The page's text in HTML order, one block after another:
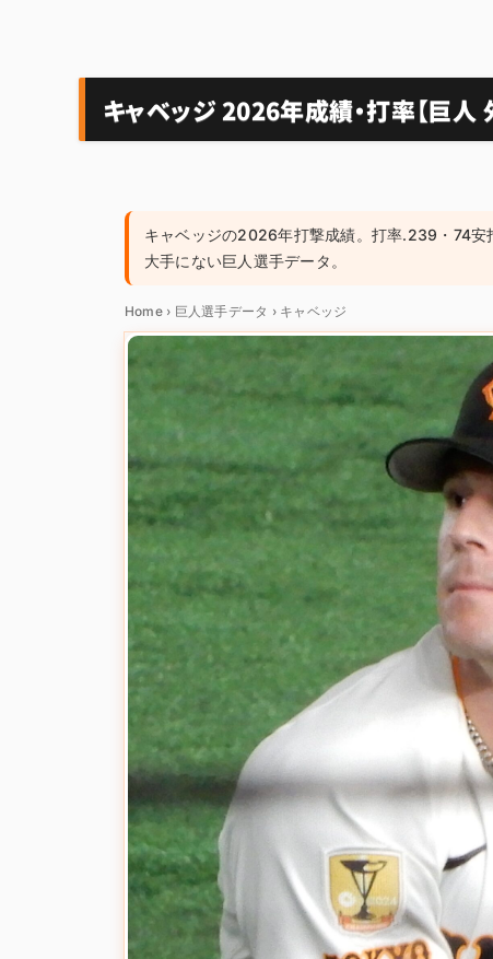
キャベッジ 2026年成績・打率【巨
キャベッジの2026年打撃成績。打率.239・74安
大手にない巨人選手データ。
Home› 巨人選手データ › キャベッジ